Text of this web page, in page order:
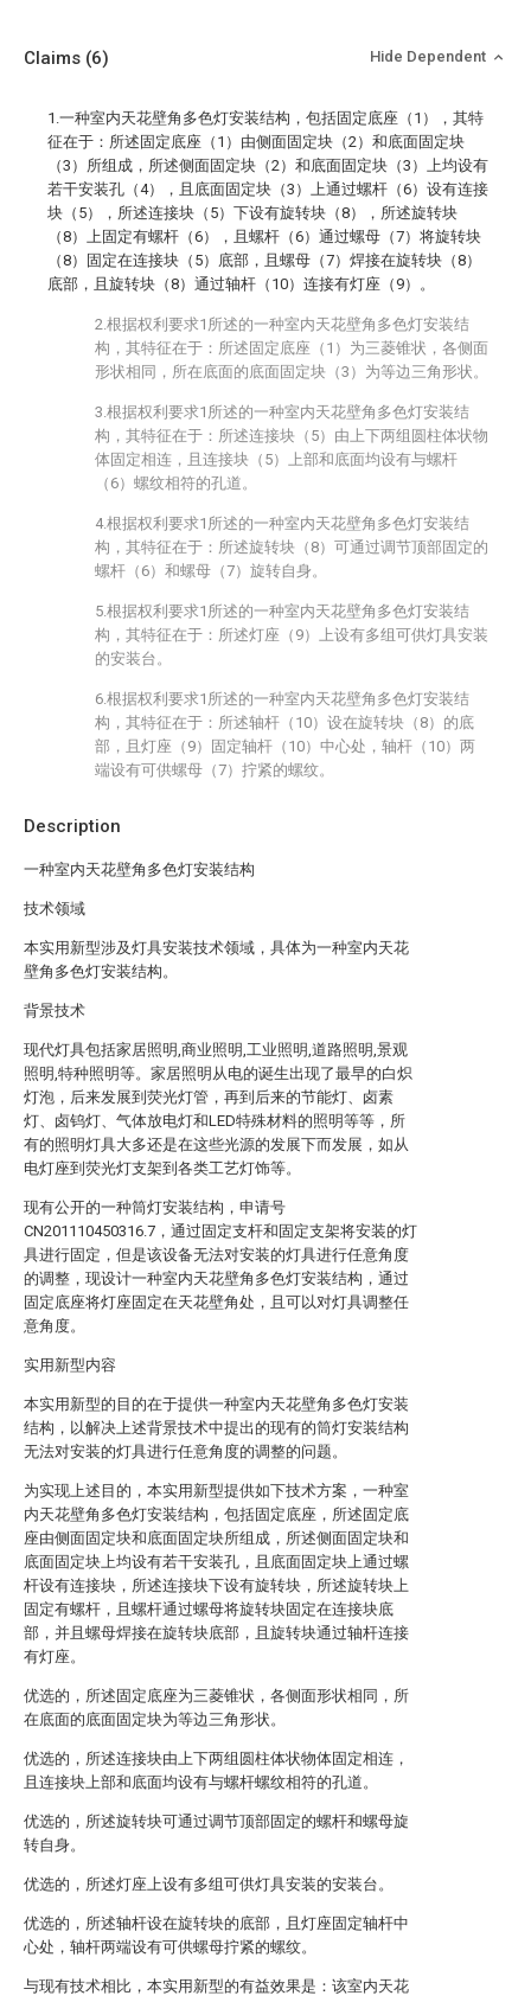
Description
一种室内天花壁角多色灯安装结构
技术领域
本实用新型涉及灯具安装技术领域，具体为一种室内天花
壁角多色灯安装结构。
背景技术
现代灯具包括家居照明,商业照明,工业照明,道路照明,景观
照明,特种照明等。家居照明从电的诞生出现了最早的白炽
灯泡，后来发展到荧光灯管，再到后来的节能灯、卤素
灯、卤钨灯、气体放电灯和LED特殊材料的照明等等，所
有的照明灯具大多还是在这些光源的发展下而发展，如从
电灯座到荧光灯支架到各类工艺灯饰等。
现有公开的一种筒灯安装结构，申请号
CN201110450316.7，通过固定支杆和固定支架将安装的灯
具进行固定，但是该设备无法对安装的灯具进行任意角度
的调整，现设计一种室内天花壁角多色灯安装结构，通过
固定底座将灯座固定在天花壁角处，且可以对灯具调整任
意角度。
实用新型内容
本实用新型的目的在于提供一种室内天花壁角多色灯安装
结构，以解决上述背景技术中提出的现有的筒灯安装结构
无法对安装的灯具进行任意角度的调整的问题。
为实现上述目的，本实用新型提供如下技术方案，一种室
内天花壁角多色灯安装结构，包括固定底座，所述固定底
座由侧面固定块和底面固定块所组成，所述侧面固定块和
底面固定块上均设有若干安装孔，且底面固定块上通过螺
杆设有连接块，所述连接块下设有旋转块，所述旋转块上
固定有螺杆，且螺杆通过螺母将旋转块固定在连接块底
部，并且螺母焊接在旋转块底部，且旋转块通过轴杆连接
有灯座。
优选的，所述固定底座为三菱锥状，各侧面形状相同，所
在底面的底面固定块为等边三角形状。
优选的，所述连接块由上下两组圆柱体状物体固定相连，
且连接块上部和底面均设有与螺杆螺纹相符的孔道。
优选的，所述旋转块可通过调节顶部固定的螺杆和螺母旋
转自身。
优选的，所述灯座上设有多组可供灯具安装的安装台。
优选的，所述轴杆设在旋转块的底部，且灯座固定轴杆中
心处，轴杆两端设有可供螺母拧紧的螺纹。
与现有技术相比，本实用新型的有益效果是：该室内天花
Claims (6) Hide Dependent
1.一种室内天花壁角多色灯安装结构，包括固定底座（1），其特
征在于：所述固定底座（1）由侧面固定块（2）和底面固定块
（3）所组成，所述侧面固定块（2）和底面固定块（3）上均设有
若干安装孔（4），且底面固定块（3）上通过螺杆（6）设有连接
块（5），所述连接块（5）下设有旋转块（8），所述旋转块
（8）上固定有螺杆（6），且螺杆（6）通过螺母（7）将旋转块
（8）固定在连接块（5）底部，且螺母（7）焊接在旋转块（8）
底部，且旋转块（8）通过轴杆（10）连接有灯座（9）。
2.根据权利要求1所述的一种室内天花壁角多色灯安装结
构，其特征在于：所述固定底座（1）为三菱锥状，各侧面
形状相同，所在底面的底面固定块（3）为等边三角形状。
3.根据权利要求1所述的一种室内天花壁角多色灯安装结
构，其特征在于：所述连接块（5）由上下两组圆柱体状物
体固定相连，且连接块（5）上部和底面均设有与螺杆
（6）螺纹相符的孔道。
4.根据权利要求1所述的一种室内天花壁角多色灯安装结
构，其特征在于：所述旋转块（8）可通过调节顶部固定的
螺杆（6）和螺母（7）旋转自身。
5.根据权利要求1所述的一种室内天花壁角多色灯安装结
构，其特征在于：所述灯座（9）上设有多组可供灯具安装
的安装台。
6.根据权利要求1所述的一种室内天花壁角多色灯安装结
构，其特征在于：所述轴杆（10）设在旋转块（8）的底
部，且灯座（9）固定轴杆（10）中心处，轴杆（10）两
端设有可供螺母（7）拧紧的螺纹。